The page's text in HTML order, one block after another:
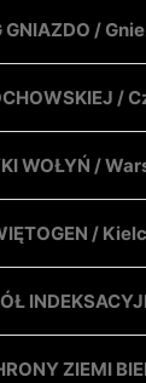
GNIAZDO /
/
WOŁYŃ /
/
ZIEMI